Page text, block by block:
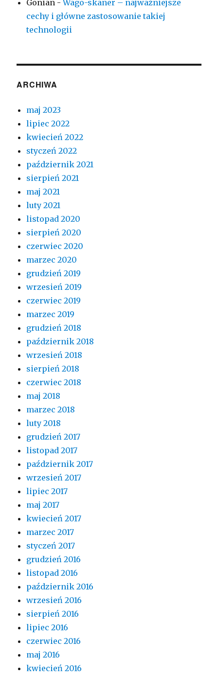
Gonian -Wago-skaner – najważniejsze
cechy i główne zastosowanie takiej
technologii
ARCHIWA
maj 2023
lipiec 2022
kwiecień 2022
styczeń 2022
październik 2021
sierpień 2021
maj 2021
luty 2021
listopad 2020
sierpień 2020
czerwiec 2020
marzec 2020
grudzień 2019
wrzesień 2019
czerwiec 2019
marzec 2019
grudzień 2018
październik 2018
wrzesień 2018
sierpień 2018
czerwiec 2018
maj 2018
marzec 2018
luty 2018
grudzień 2017
listopad 2017
październik 2017
wrzesień 2017
lipiec 2017
maj 2017
kwiecień 2017
marzec 2017
styczeń 2017
grudzień 2016
listopad 2016
październik 2016
wrzesień 2016
sierpień 2016
lipiec 2016
czerwiec 2016
maj 2016
kwiecień 2016